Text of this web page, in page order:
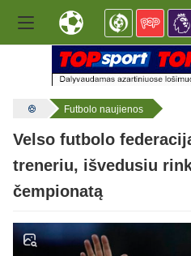
Futbolo naujienos
Velso futbolo
treneriu, išvedusiu
čempionatą